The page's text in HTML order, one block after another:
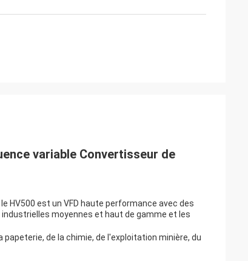
variable Convertisseur de
HV500 est un VFD haute performance avec des
industrielles moyennes et haut de gamme et les
de la chimie, de l'exploitation minière, du